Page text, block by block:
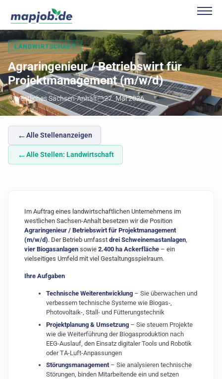
LANDWIRTSCHAFT
Agraringenieur / Betriebswirt für
Projektmanagement (m/w/d)
westliches Sachsen-Anhalt 27. Mai 2026
←Alle Stellenanzeigen
←Alle Stellen: Landwirtschaft
Im Auftrag eines landwirtschaftlichen Unternehmens im
westlichen Sachsen-Anhalt besetzen wir die Position
Agraringenieur / Betriebswirt für Projektmanagement
(m/w/d). Der Betrieb umfasst drei Schweinemastanlagen,
vier Biogasanlagen sowie 2.400 ha Ackerfläche – ein
vielseitiges Umfeld mit viel Gestaltungsspielraum.
Ihre Aufgaben
Technische Weiterentwicklung – Sie überwachen und
verbessern technische Systeme wie Biogas-,
Photovoltaik-, Stall- und Fütterungstechnik
Projektplanung & Umsetzung – Sie steuern Projekte
wie die Weiterführung der Biogasproduktion nach
EEG-Auslauf, den Einsatz digitaler Tools und Robotik
oder TA-Luft-Anpassungen
Störungsmanagement– Sie analysieren technische
Störungen, binden Mitarbeitende ein und setzen